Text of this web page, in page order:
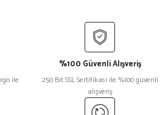
ile
%100 Güvenli Alışveriş
250 Bit SSL Sertifikası ile %100 güvenli
alışveriş